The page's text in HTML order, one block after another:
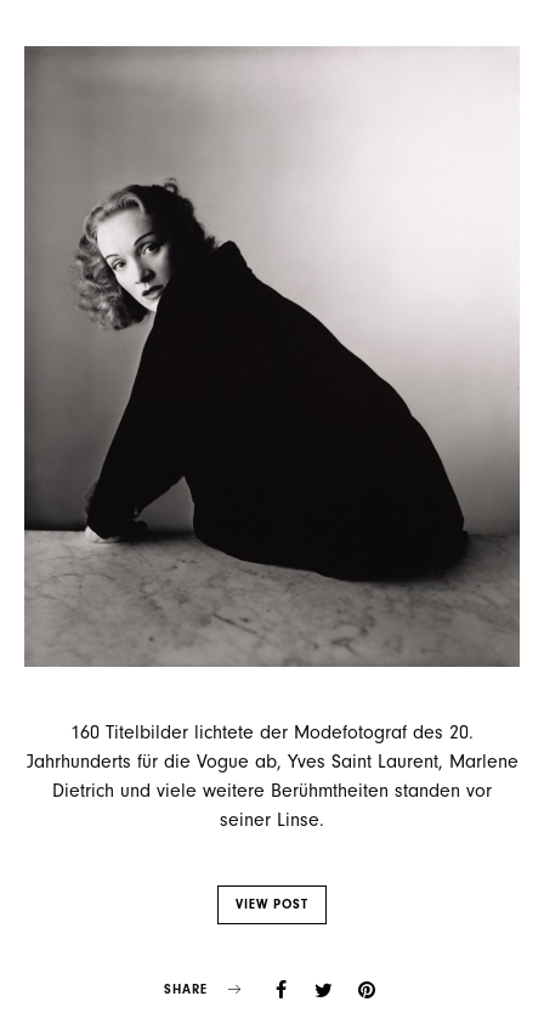
160 Titelbilder lichtete der Modefotograf des 20.
Jahrhunderts für die Vogue ab, Yves Saint Laurent, Marlene
Dietrich und viele weitere Berühmtheiten standen vor
seiner Linse.
VIEW POST
SHARE